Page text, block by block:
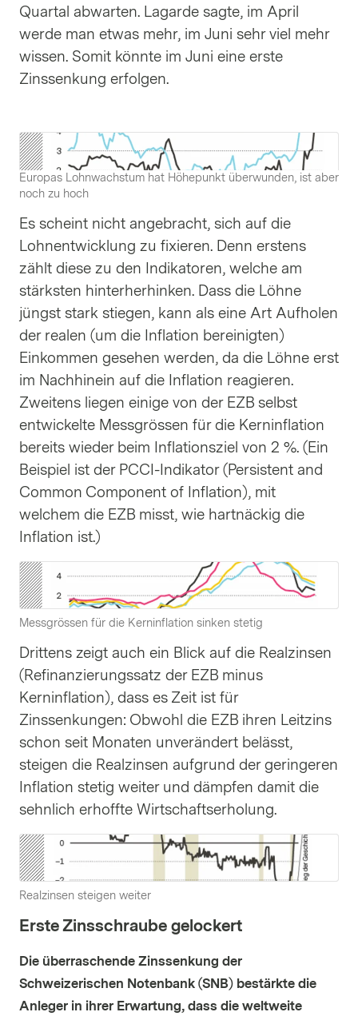
Quartal abwarten. Lagarde sagte, im April
werde man etwas mehr, im Juni sehr viel mehr
wissen. Somit könnte im Juni eine erste
Zinssenkung erfolgen.
Europas Lohnwachstum hat Höhepunkt überwunden, ist aber
noch zu hoch
Es scheint nicht angebracht, sich auf die
Lohnentwicklung zu fixieren. Denn erstens
zählt diese zu den Indikatoren, welche am
stärksten hinterherhinken. Dass die Löhne
jüngst stark stiegen, kann als eine Art Aufholen
der realen (um die Inflation bereinigten)
Einkommen gesehen werden, da die Löhne erst
im Nachhinein auf die Inflation reagieren.
Zweitens liegen einige von der EZB selbst
entwickelte Messgrössen für die Kerninflation
bereits wieder beim Inflationsziel von 2 %. (Ein
Beispiel ist der PCCI-Indikator (Persistent and
Common Component of Inflation), mit
welchem die EZB misst, wie hartnäckig die
Inflation ist.)
Messgrössen für die Kerninflation sinken stetig
Drittens zeigt auch ein Blick auf die Realzinsen
(Refinanzierungssatz der EZB minus
Kerninflation), dass es Zeit ist für
Zinssenkungen: Obwohl die EZB ihren Leitzins
schon seit Monaten unverändert belässt,
steigen die Realzinsen aufgrund der geringeren
Inflation stetig weiter und dämpfen damit die
sehnlich erhoffte Wirtschaftserholung.
Realzinsen steigen weiter
Erste Zinsschraube gelockert
Die überraschende Zinssenkung der
Schweizerischen Notenbank (SNB) bestärkte die
Anleger in ihrer Erwartung, dass die weltweite